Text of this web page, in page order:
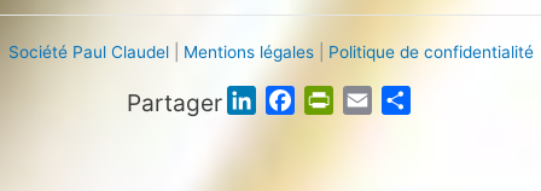
Société Paul Claudel| Mentions légales| Politique de confidentialité
Partager